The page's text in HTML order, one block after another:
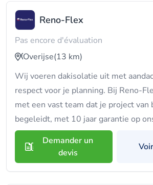
Reno-Flex
Pas encore d'évaluation
Overijse(13 km)
Wij voeren dakisolatie uit met
respect voor je planning. Bij Reno-
met een vast team dat je project van
begeleidt, met 10 jaar garantie op
Demander un
devis